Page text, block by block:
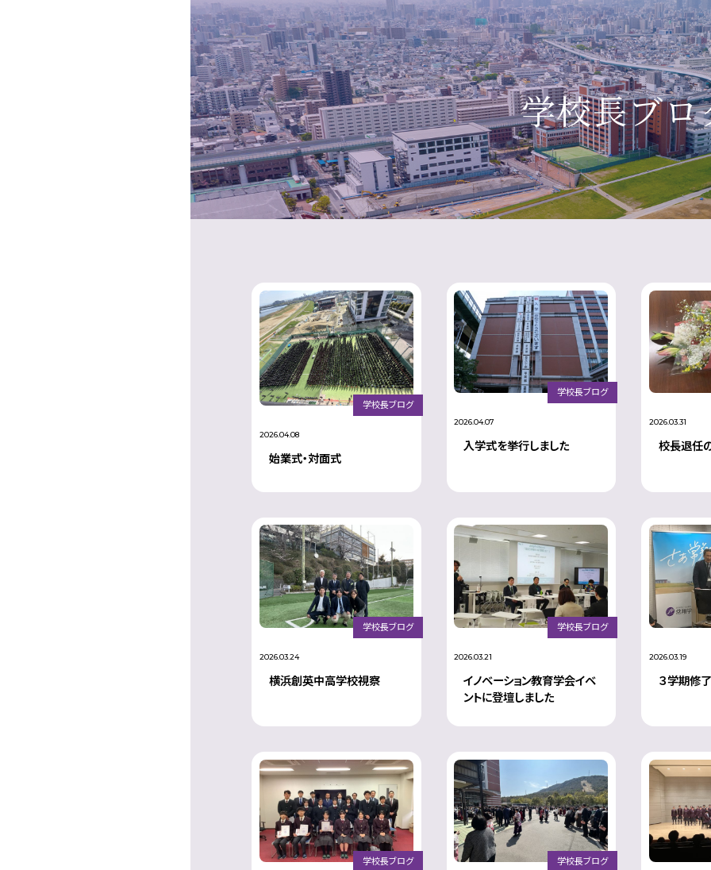
学校長ブロ
2026.04.08
学校長ブログ
始業式・対面式
2026.04.07
学校長ブログ
入学式を挙行しました
2026.03.31
校長退任
2026.03.24
学校長ブログ
横浜創英中高学校視察
2026.03.21
学校長ブログ
イノベーション教育学会イベ
ントに登壇しました
2026.03.19
３学期修
学校長ブログ 学校長ブログ